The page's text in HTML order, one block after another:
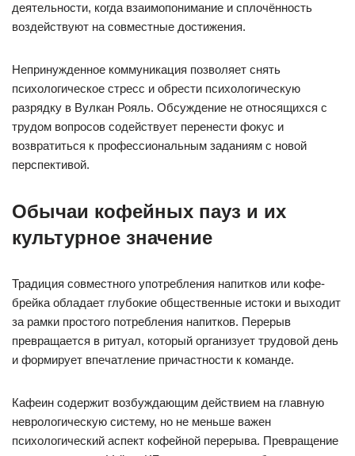
деятельности, когда взаимопонимание и сплочённость
воздействуют на совместные достижения.
Непринужденное коммуникация позволяет снять
психологическое стресс и обрести психологическую
разрядку в Вулкан Рояль. Обсуждение не относящихся с
трудом вопросов содействует перенести фокус и
возвратиться к профессиональным заданиям с новой
перспективой.
Обычаи кофейных пауз и их
культурное значение
Традиция совместного употребления напитков или кофе-
брейка обладает глубокие общественные истоки и выходит
за рамки простого потребления напитков. Перерыв
превращается в ритуал, который организует трудовой день
и формирует впечатление причастности к команде.
Кафеин содержит возбуждающим действием на главную
неврологическую систему, но не меньше важен
психологический аспект кофейной перерыва. Превращение